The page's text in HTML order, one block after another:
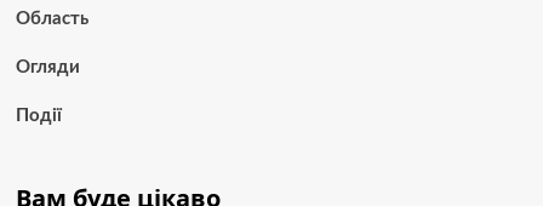
Область
Огляди
Події
Вам буде цікаво